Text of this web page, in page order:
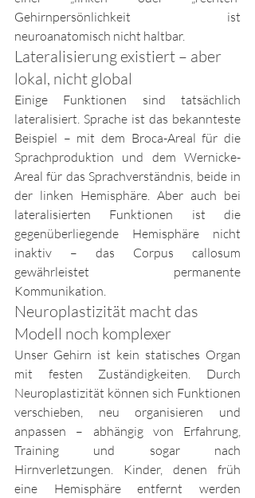
Gehirnpersönlichkeit ist
neuroanatomisch nicht haltbar.
Lateralisierung existiert – aber
lokal, nicht global
Einige Funktionen sind tatsächlich
lateralisiert. Sprache ist das bekannteste
Beispiel – mit dem Broca-Areal für die
Sprachproduktion und dem Wernicke-
Areal für das Sprachverständnis, beide in
der linken Hemisphäre. Aber auch bei
lateralisierten Funktionen ist die
gegenüberliegende Hemisphäre nicht
inaktiv – das Corpus callosum
gewährleistet permanente
Kommunikation.
Neuroplastizität macht das
Modell noch komplexer
Unser Gehirn ist kein statisches Organ
mit festen Zuständigkeiten. Durch
Neuroplastizität können sich Funktionen
verschieben, neu organisieren und
anpassen – abhängig von Erfahrung,
Training und sogar nach
Hirnverletzungen. Kinder, denen früh
eine Hemisphäre entfernt werden